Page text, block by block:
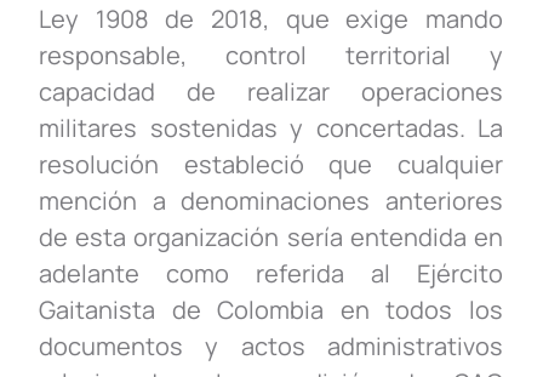
Ley 1908 de 2018, que exige mando
responsable, control territorial y
capacidad de realizar operaciones
militares sostenidas y concertadas. La
resolución estableció que cualquier
mención a denominaciones anteriores
de esta organización sería entendida en
adelante como referida al Ejército
Gaitanista de Colombia en todos los
documentos y actos administrativos